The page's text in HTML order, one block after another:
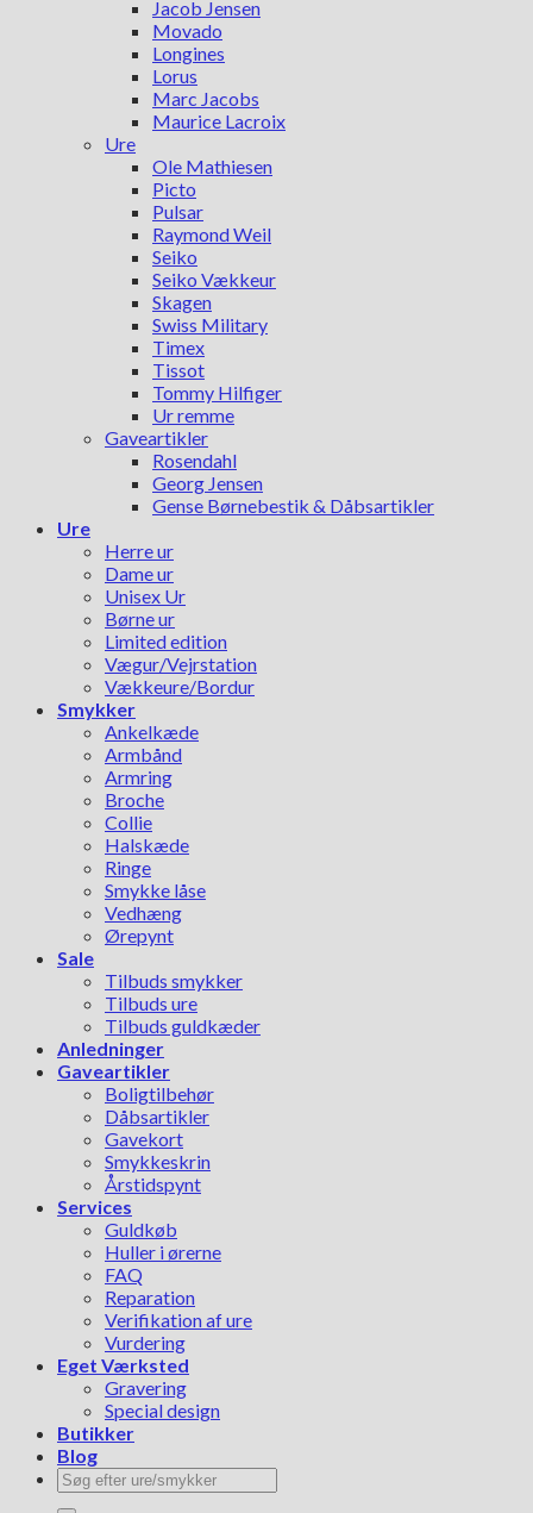
Jacob Jensen
Movado
Longines
Lorus
Marc Jacobs
Maurice Lacroix
Ure
Ole Mathiesen
Picto
Pulsar
Raymond Weil
Seiko
Seiko Vækkeur
Skagen
Swiss Military
Timex
Tissot
Tommy Hilfiger
Ur remme
Gaveartikler
Rosendahl
Georg Jensen
Gense Børnebestik & Dåbsartikler
Ure
Herre ur
Dame ur
Unisex Ur
Børne ur
Limited edition
Vægur/Vejrstation
Vækkeure/Bordur
Smykker
Ankelkæde
Armbånd
Armring
Broche
Collie
Halskæde
Ringe
Smykke låse
Vedhæng
Ørepynt
Sale
Tilbuds smykker
Tilbuds ure
Tilbuds guldkæder
Anledninger
Gaveartikler
Boligtilbehør
Dåbsartikler
Gavekort
Smykkeskrin
Årstidspynt
Services
Guldkøb
Huller i ørerne
FAQ
Reparation
Verifikation af ure
Vurdering
Eget Værksted
Gravering
Special design
Butikker
Blog
Søg
efter: